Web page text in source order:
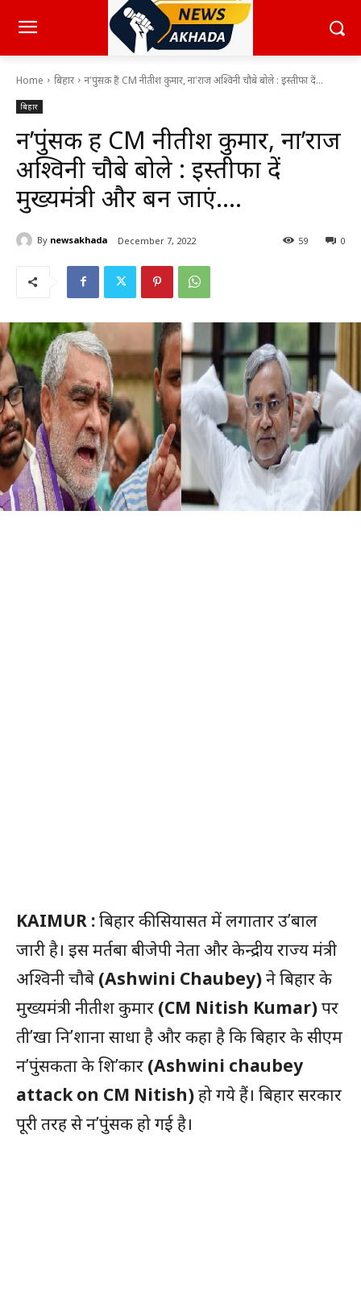
Home बिहार न'पुंसक हैं CM नीतीश कुमार, ना'राज अश्विनी चौबे बोले : इस्तीफा दें...
बिहार
न’पुंसक हैं CM नीतीश कुमार, ना’राज
अश्विनी चौबे बोले : इस्तीफा दें
मुख्यमंत्री और बन जाएं….
By newsakhada December 7, 2022 0
59
KAIMUR :बिहार की सियासत में लगातार उ’बाल
जारी है। इस मर्तबा बीजेपी नेता और केन्द्रीय राज्य मंत्री
अश्विनी चौबे (Ashwini Chaubey)ने बिहार के
मुख्यमंत्री नीतीश कुमार (CM Nitish Kumar)पर
ती’खा नि’शाना साधा है और कहा है कि बिहार के सीएम
न’पुंसकता के शि’कार (Ashwini chaubey
attack on CM Nitish)हो गये हैं। बिहार सरकार
पूरी तरह से न’पुंसक हो गई है।